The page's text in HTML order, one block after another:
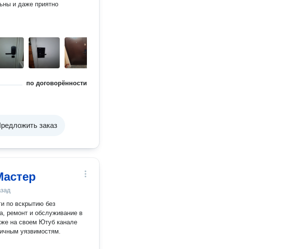
и даже приятно
по договорённости
заказ
по вскрытию без
ремонт и обслуживание в
на своем Ютуб канале
уязвимостям.